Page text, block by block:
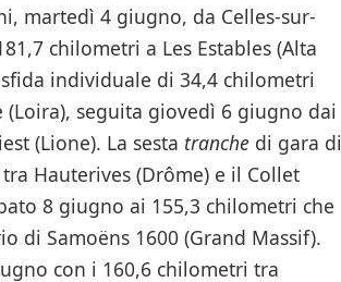
martedì 4 giugno, da Celles-sur-
chilometri a Les Estables (Alta
individuale di 34,4 chilometri
(Loira), seguita giovedì 6 giugno dai
(Lione). La sesta tranchedi gara di
Hauterives (Drôme) e il Collet
8 giugno ai 155,3 chilometri che
di Samoëns 1600 (Grand Massif).
con i 160,6 chilometri tra